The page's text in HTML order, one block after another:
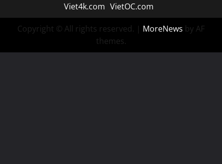
Viet4k.com VietOC.com
Copyright © All rights reserved. | MoreNews by AF
themes.